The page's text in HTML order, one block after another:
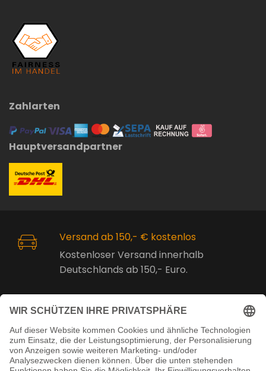
Zahlarten
Hauptversandpartner
Versand ab 150,- € kostenlos
Kostenloser Versand innerhalb
Deutschlands ab 150,- Euro.
Online Support
Kostenlose Beratung vor und nach
dem Kauf!